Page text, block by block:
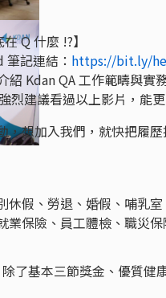
Q 什麼 !?】
記連結： https://bit.ly/
紹 Kdan QA 工作範疇與實
烈建議看過以上影片，能更
，想加入我們，就快把履歷
休假、勞退、婚假、哺乳
業保險、員工體檢、職災保
了基本三節獎金、優質健